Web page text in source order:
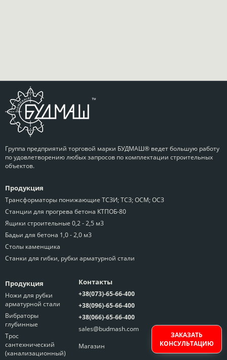
Группа предприятий торговой марки БУДМАШ® ведет большую работу
по удовлетворению любых запросов по комплектации строительных
объектов.
Продукция
Трансформаторы понижающие ТСЗИ; ТСЗ; ОСМ; ОСЗ
Станции для прогрева бетона КТПОБ-80
Ящики строительные 0,2 - 2,5 м3
Бадьи для бетона 1,0 - 2,0 м3
Столы каменщика
Станки для гибки, рубки арматурной стали
Продукция
Ножи для рубки
арматурной стали
Вибраторы
глубинные
Трос
сантехнический
(канализационный)
Контакты
+38(073)-65-66-400
+38(096)-65-66-400
+38(066)-65-66-400
sales@budmash.com
Магазин
ЗАКАЗАТЬ
КОНСУЛЬТАЦИЮ